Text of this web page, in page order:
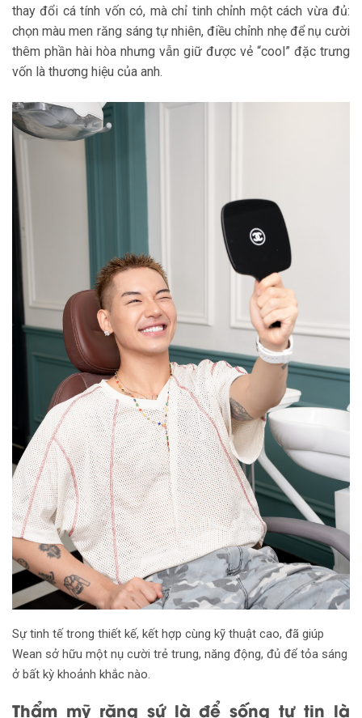
thay đổi cá tính vốn có, mà chỉ tinh chỉnh một cách vừa đủ:
chọn màu men răng sáng tự nhiên, điều chỉnh nhẹ để nụ cười
thêm phần hài hòa nhưng vẫn giữ được vẻ “cool” đặc trưng
vốn là thương hiệu của anh.
Sự tinh tế trong thiết kế, kết hợp cùng kỹ thuật cao, đã giúp
Wean sở hữu một nụ cười trẻ trung, năng động, đủ để tỏa sáng
ở bất kỳ khoảnh khắc nào.
Thẩm mỹ răng sứ là để sống tự tin là